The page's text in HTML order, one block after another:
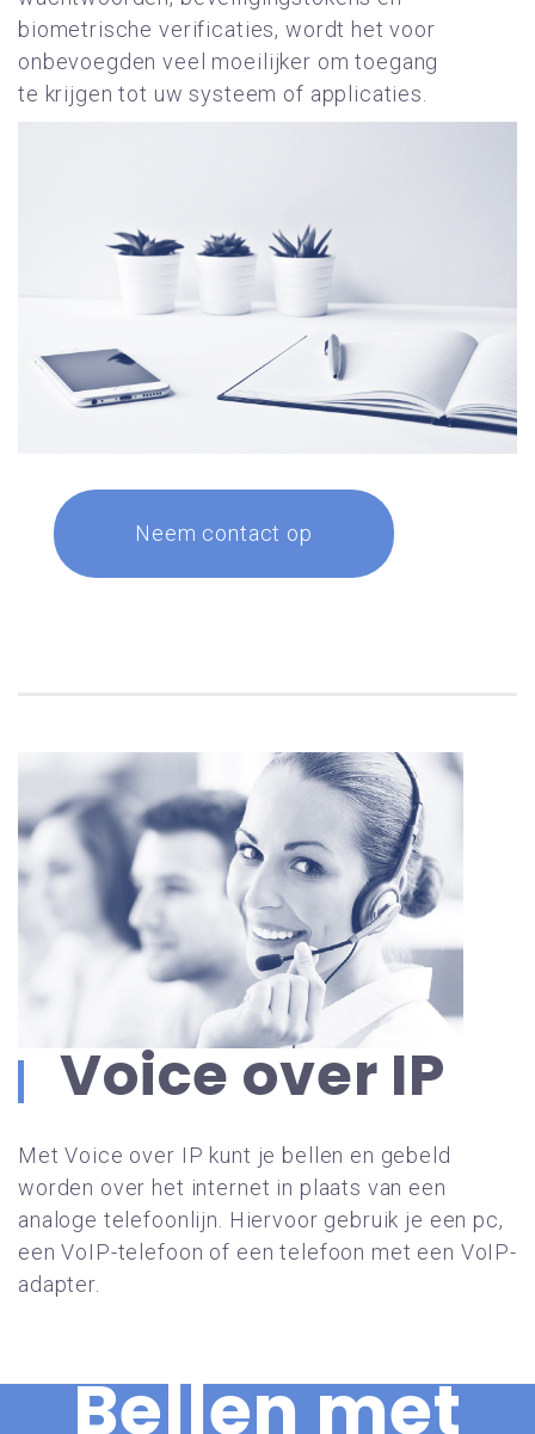
biometrische verificaties, wordt het voor
onbevoegden veel moeilijker om toegang
te krijgen tot uw systeem of applicaties.
Neem contact op
Voice over IP
Met Voice over IP kunt je bellen en gebeld
worden over het internet in plaats van een
analoge telefoonlijn. Hiervoor gebruik je een pc,
een VoIP-telefoon of een telefoon met een VoIP-
adapter.
Bellen met